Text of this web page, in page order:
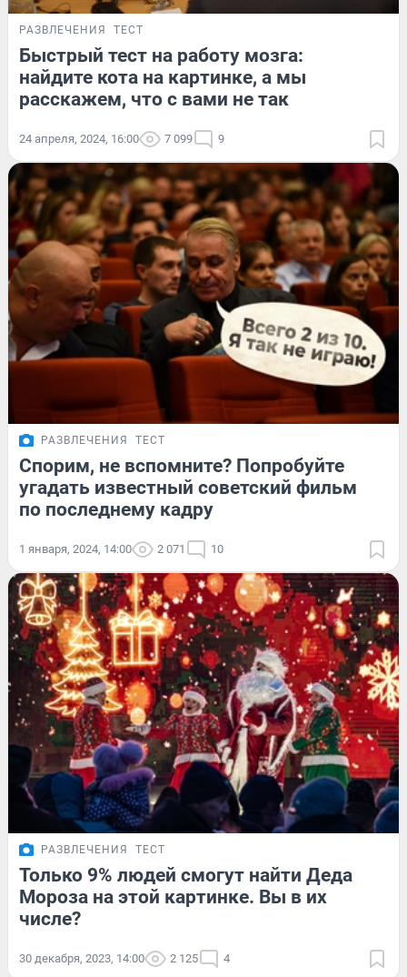
РАЗВЛЕЧЕНИЯ ТЕСТ
Быстрый тест на работу мозга:
найдите кота на картинке, а мы
расскажем, что с вами не так
24 апреля, 2024, 16:00 7 099 9
РАЗВЛЕЧЕНИЯ ТЕСТ
Спорим, не вспомните? Попробуйте
угадать известный советский фильм
по последнему кадру
1 января, 2024, 14:00 2 071 10
РАЗВЛЕЧЕНИЯ ТЕСТ
Только 9% людей смогут найти Деда
Мороза на этой картинке. Вы в их
числе?
30 декабря, 2023, 14:00 2 125 4